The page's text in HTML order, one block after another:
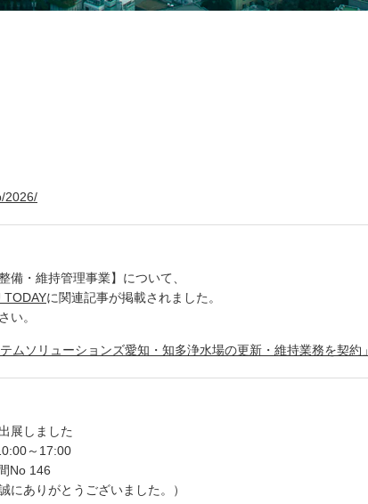
2026/
備・維持管理事業】について、
TODAYに関連記事が掲載されました。
い。
ムソリューションズ愛知・知多浄水場の更新・維持業務を契約」
展しました
～17:00
No 146
にありがとうございました。）